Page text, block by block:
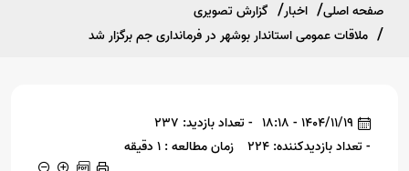
صفحه اصلی اخبار
گزارش تصویری
ملاقات عمومی استاندار بوشهر در فرمانداری جم برگزار شد
1404/11/19 - 18:18
- تعداد بازدید: 237
- تعداد بازدیدکننده: 224
زمان مطالعه : 1 دقیقه